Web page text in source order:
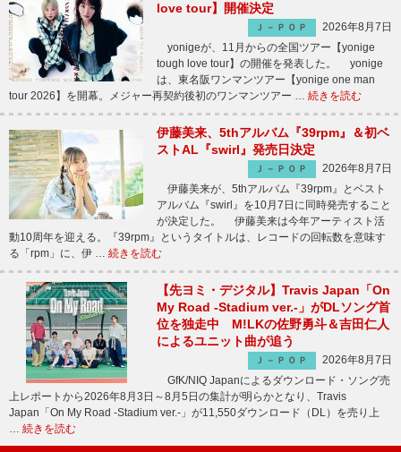
love tour】開催決定
Ｊ－ＰＯＰ
2026年8月7日
yonigeが、11月からの全国ツアー【yonige
tough love tour】の開催を発表した。 yonige
は、東名阪ワンマンツアー【yonige one man
tour 2026】を開幕。メジャー再契約後初のワンマンツアー … 続きを読む
伊藤美来、5thアルバム『39rpm』＆初ベ
ストAL『swirl』発売日決定
Ｊ－ＰＯＰ
2026年8月7日
伊藤美来が、5thアルバム『39rpm』とベスト
アルバム『swirl』を10月7日に同時発売すること
が決定した。 伊藤美来は今年アーティスト活
動10周年を迎える。『39rpm』というタイトルは、レコードの回転数を意味す
る「rpm」に、伊 … 続きを読む
【先ヨミ・デジタル】Travis Japan「On
My Road -Stadium ver.-」がDLソング首
位を独走中 M!LKの佐野勇斗＆吉田仁人
によるユニット曲が追う
Ｊ－ＰＯＰ
2026年8月7日
GfK/NIQ Japanによるダウンロード・ソング売
上レポートから2026年8月3日～8月5日の集計が明らかとなり、Travis
Japan「On My Road -Stadium ver.-」が11,550ダウンロード（DL）を売り上
… 続きを読む